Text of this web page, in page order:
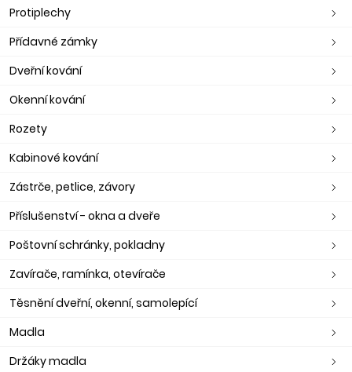
Protiplechy
Přídavné zámky
Dveřní kování
Okenní kování
Rozety
Kabinové kování
Zástrče, petlice, závory
Příslušenství - okna a dveře
Poštovní schránky, pokladny
Zavírače, ramínka, otevírače
Těsnění dveřní, okenní, samolepící
Madla
Držáky madla